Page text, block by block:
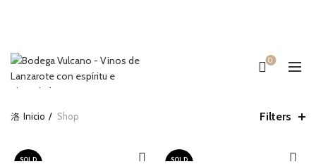
0
Inicio Shop Filters
SOLD
SOLD